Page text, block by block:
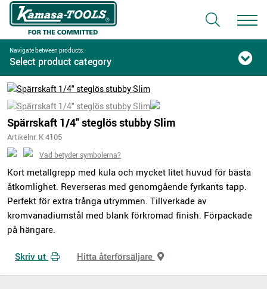
Navigate between products:
Select product category
Spärrskaft 1/4" steglös stubby Slim
Artikelnr. K 4105
Vad betyder symbolerna?
Kort metallgrepp med kula och mycket litet huvud för bästa
åtkomlighet. Reverseras med genomgående fyrkants tapp.
Perfekt för extra trånga utrymmen. Tillverkade av
kromvanadiumstål med blank förkromad finish. Förpackade
på hängare.
Skriv ut Hitta återförsäljare